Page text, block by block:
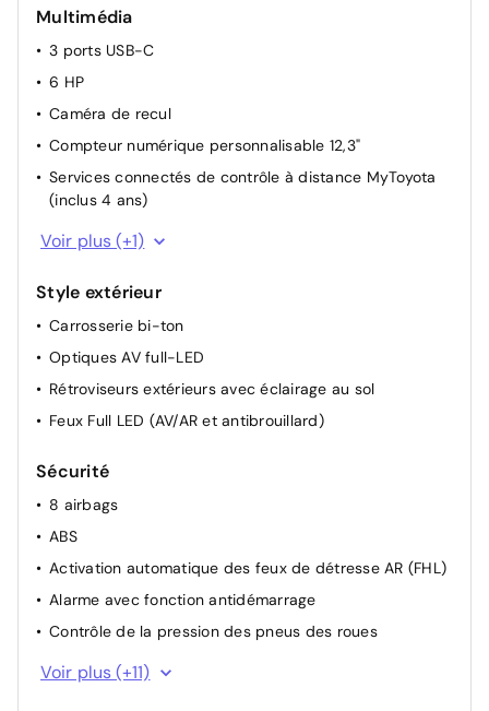
Poignées de portes affleurantes
Rétroviseurs extérieurs électriques, rabattables
automatiquement et dégivrants
Siège passager réglable manuellement en hauteur
Sièges AV chauffants
"Smart Entry & Start"
Multimédia
3 ports USB-C
6 HP
Caméra de recul
Compteur numérique personnalisable 12,3"
Services connectés de contrôle à distance MyToyota
(inclus 4 ans)
Services connectés standards MyToyota (inclus 10
ans)
Voir plus (+1)
Style extérieur
Carrosserie bi-ton
Optiques AV full-LED
Rétroviseurs extérieurs avec éclairage au sol
Feux Full LED (AV/AR et antibrouillard)
Sécurité
8 airbags
ABS
Activation automatique des feux de détresse AR (FHL)
Alarme avec fonction antidémarrage
Contrôle de la pression des pneus des roues
Contrôle de traction (TCS)
Voir plus (+11)